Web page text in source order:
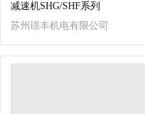
减速机SHG/SHF系列
苏州璟丰机电有限公司